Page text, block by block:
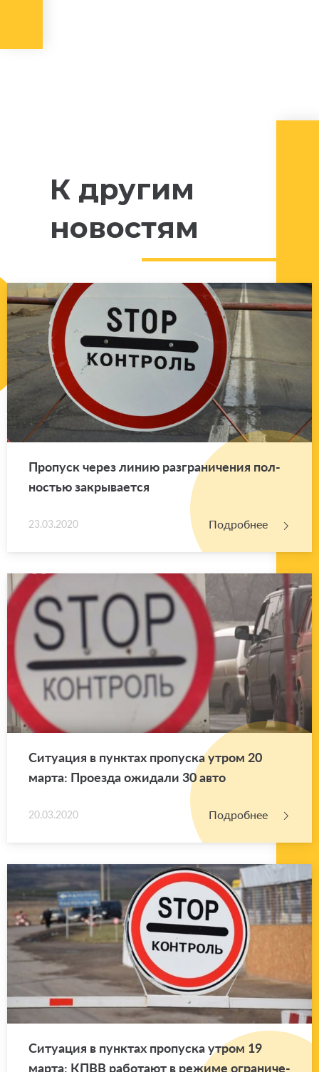
К другим
новостям
Про­пуск через линию раз­гра­ни­че­ния пол­
но­стью за­кры­ва­ет­ся
23.03.2020 Подробнее
Си­ту­а­ция в пунк­тах про­пус­ка утром 20
марта: Про­ез­да ожи­да­ли 30 авто
20.03.2020 Подробнее
Си­ту­а­ция в пунк­тах про­пус­ка утром 19
марта: КПВВ ра­бо­та­ют в ре­жи­ме огра­ни­че­